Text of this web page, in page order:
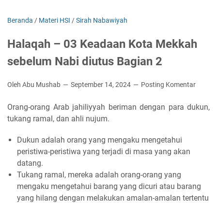
Beranda / Materi HSI /Sirah Nabawiyah
Halaqah – 03 Keadaan Kota Mekkah
sebelum Nabi diutus Bagian 2
Oleh Abu Mushab September 14, 2024 Posting Komentar
Orang-orang Arab jahiliyyah beriman dengan para dukun,
tukang ramal, dan ahli nujum.
Dukun adalah orang yang mengaku mengetahui
peristiwa-peristiwa yang terjadi di masa yang akan
datang.
Tukang ramal, mereka adalah orang-orang yang
mengaku mengetahui barang yang dicuri atau barang
yang hilang dengan melakukan amalan-amalan tertentu